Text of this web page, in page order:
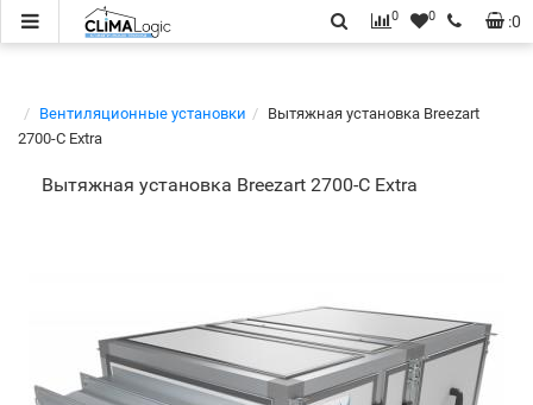
:0
0 0
Вентиляционные установки
Вытяжная установка Breezart
2700-C Extra
Вытяжная установка Breezart 2700-C Extra